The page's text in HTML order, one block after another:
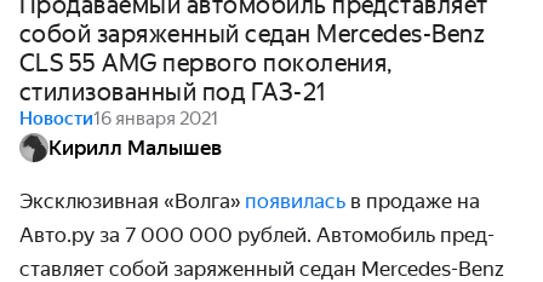
собой заряженный седан Mercedes-Benz
CLS 55 AMG первого поколения,
стилизованный под ГАЗ-21
Новости16 января 2021
Кирилл Малышев
Эксклюзивная «Волга» появилась в продаже на
Авто.ру за 7 000 000 рублей. Автомобиль пред­
ставляет собой заряженный седан Mercedes-Benz